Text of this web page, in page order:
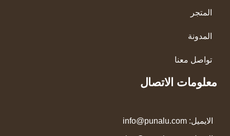
المتجر
المدونة
تواصل معنا
معلومات الاتصال
الايميل: info@punalu.com